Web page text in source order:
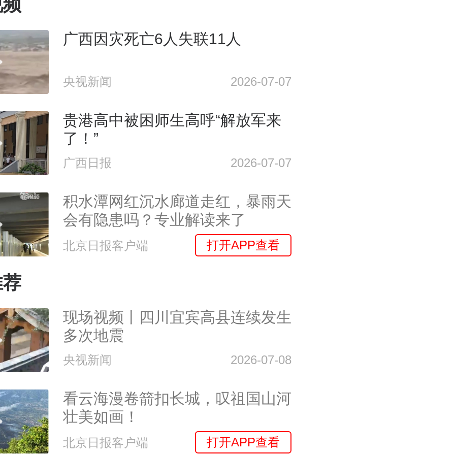
广西因灾死亡6人失联11人
央视新闻 2026-07-07
贵港高中被困师生高呼“解放军来
了！”
广西日报 2026-07-07
积水潭网红沉水廊道走红，暴雨天
会有隐患吗？专业解读来了
北京日报客户端 打开APP查看
现场视频丨四川宜宾高县连续发生
多次地震
央视新闻 2026-07-08
看云海漫卷箭扣长城，叹祖国山河
壮美如画！
北京日报客户端 打开APP查看